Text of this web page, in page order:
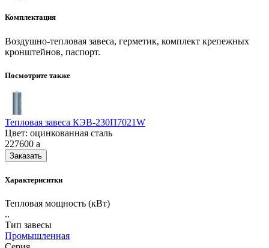
Комплектация
Воздушно-тепловая завеса, герметик, комплект крепежных
кронштейнов, паспорт.
Посмотрите также
Тепловая завеса КЭВ-230П7021W
Цвет: оцинкованная сталь
227600 a
Заказать
Характериситки
Тепловая мощность (кВт)
..
Тип завесы
Промышленная